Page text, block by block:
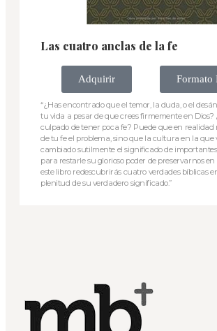
Las cuatro anclas de la fe
Adquirir Formato
“¿Has encontrado que el temor, la duda, o el
tu vida a pesar de que crees firmemente en Dios?
culpado de tener poca fe? Puede que en realidad
de tu fe el problema, sino que la cultura en la que
cambiado sutilmente el significado de
para restarle su glorioso poder de preservarnos en
este libro redescubrirás cuatro verdades bíblicas
plenitud de su verdadero significado.”